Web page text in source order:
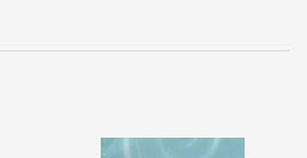
關研究人員而言，將提供珍
瞭解WTO、SPS、IPPC、